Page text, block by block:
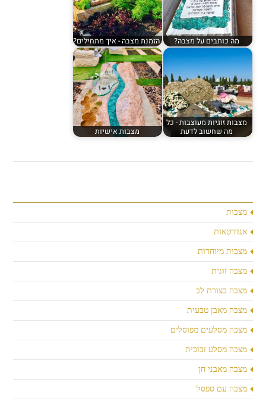
מצבות
אנדרטאות
מצבות מיוחדות
מצבה זוגית
מצבה בצורת לב
מצבה מאבן טבעית
מצבה מסלעים מפוסלים
מצבה מסלע זכוכית
מצבה מאבני חן
מצבה עם ספסל
מה כותבים על מצבה? הזמנת מצבה - איך מתחילים?
מצבות זוגיות מעוצבות - כל
מה שחשוב לדעת
מצבות אישיות